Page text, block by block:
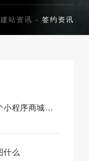
建站资讯 - 签约资讯
沈阳二奢店为什么要开发一个小程序商城，沈阳小程序开发谁家好？
什么